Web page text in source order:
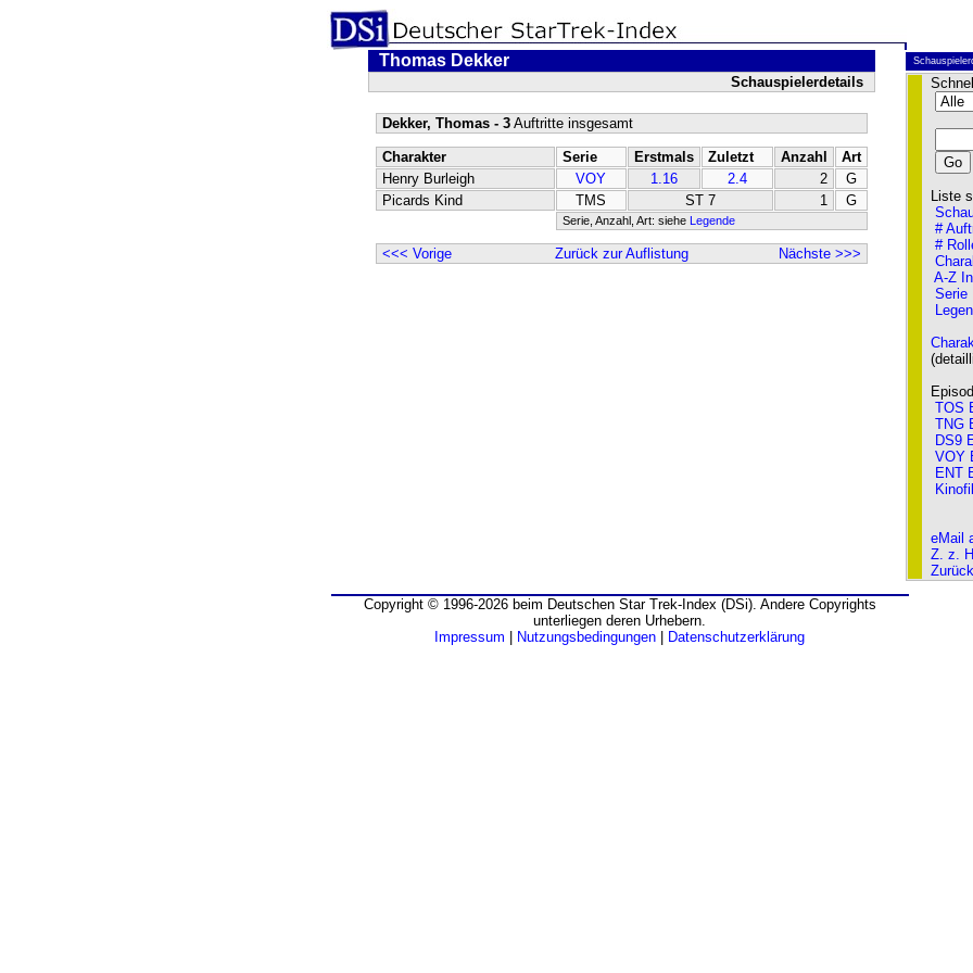
Thomas Dekker
Schauspielerdetails
Dekker, Thomas - 3Auftritte insgesamt
Charakter Serie Erstmals Zuletzt Anzahl
Art
Henry Burleigh
VOY 1.16 2.4 2
G
Picards Kind
TMS ST 7 1 G
Serie, Anzahl, Art: siehe Legende
<<< Vorige Zurück zur Auflistung Nächste >>>
Liste
#
#
A-Z
Serie
TOS
TNG
DS9
VOY
ENT
eMail
Z. z.
Copyright © 1996-2026 beim Deutschen Star Trek-Index (DSi). Andere Copyrights
unterliegen deren Urhebern.
Impressum
Nutzungsbedingungen Datenschutzerklärung